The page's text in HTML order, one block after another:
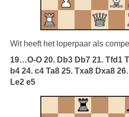
Wit heeft het loperpaar als
19…O-O 20. Db3 Db7 21. Tfd1
b4 24. c4 Ta8 25. Txa8 Dxa8
Le2 e5